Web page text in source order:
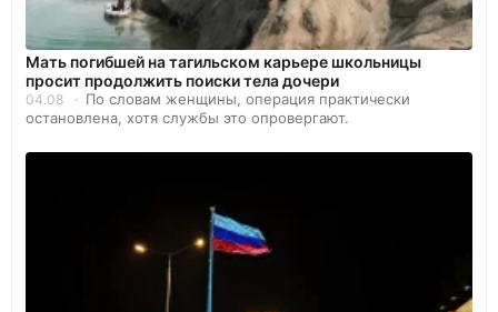
Мать погибшей на тагильском карьере школьницы
просит продолжить поиски тела дочери
04.08
По словам женщины, операция практически
остановлена, хотя службы это опровергают.